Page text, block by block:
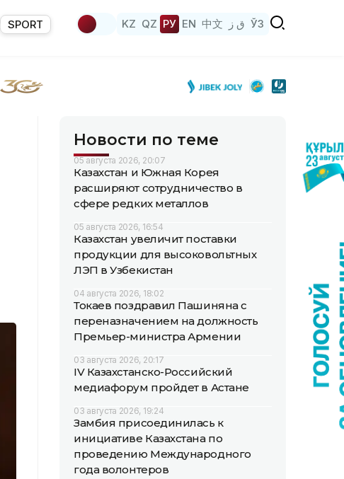
SPORT KZ QZ РУ EN 中文 ق ز ЎЗ
Новости по теме
05 августа 2026, 20:07
Казахстан и Южная Корея
расширяют сотрудничество в
сфере редких металлов
05 августа 2026, 16:54
Казахстан увеличит поставки
продукции для высоковольтных
ЛЭП в Узбекистан
04 августа 2026, 18:02
Токаев поздравил Пашиняна с
переназначением на должность
Премьер-министра Армении
03 августа 2026, 20:17
IV Казахстанско-Российский
медиафорум пройдет в Астане
03 августа 2026, 19:24
Замбия присоединилась к
инициативе Казахстана по
проведению Международного
года волонтеров